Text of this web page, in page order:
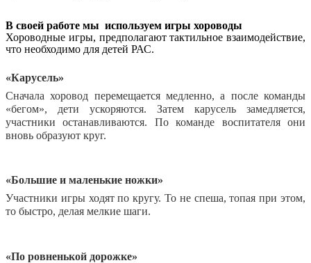
В своей работе мы используем игры хороводы
Хороводные игры, предполагают тактильное взаимодействие,
что необходимо для детей РАС.
«Карусель»
Сначала хоровод перемещается медленно, а после команды
«бегом», дети ускоряются. Затем карусель замедляется,
участники останавливаются. По команде воспитателя они
вновь образуют круг.
«Большие и маленькие ножки»
Участники игры ходят по кругу. То не спеша, топая при этом,
то быстро, делая мелкие шаги.
«По ровненькой дорожке»